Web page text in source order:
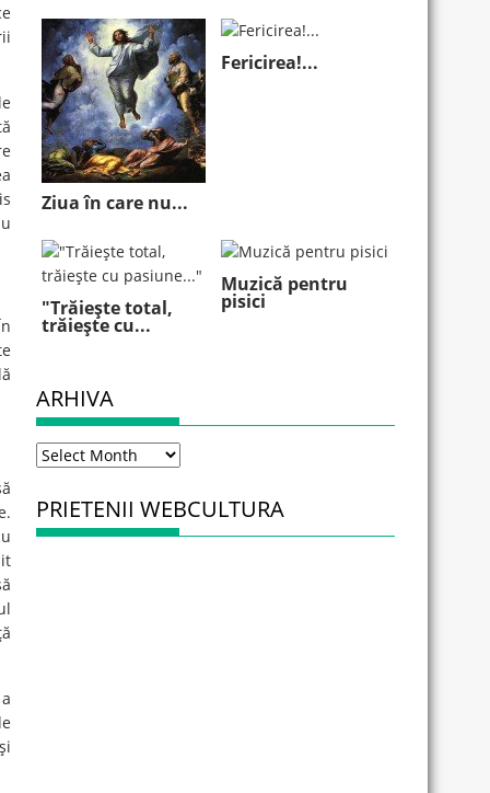
Ziua în care nu...
Fericirea!...
"Trăieşte total,
trăieşte cu...
Muzică pentru
pisici
ARHIVA
Arhiva
PRIETENII WEBCULTURA